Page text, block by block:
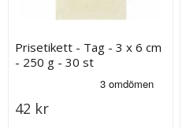
Prisetikett - Tag - 3 x 6 cm
- 250 g - 30 st
42 kr